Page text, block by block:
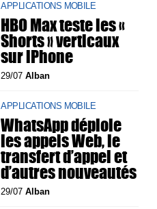
APPLICATIONS MOBILE
HBO Max teste les «
Shorts » verticaux
sur iPhone
29/07Alban
APPLICATIONS MOBILE
WhatsApp déploie
les appels Web, le
transfert d’appel et
d’autres nouveautés
29/07Alban